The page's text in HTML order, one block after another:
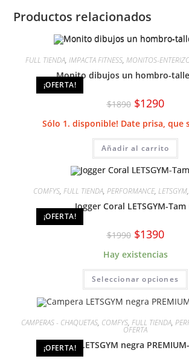
Productos relacionados
¡OFERTA!
FULL TIENDA, IMPACTA FITNESS, MONITOS-
Monito dibujos un hombro-
$1890 El
precio
original
era:
$1290El
precio
es:
Sólo 1. disponible! Date prisa, que
Añadir al carrito
¡OFERTA!
COMFYS, FULL TIENDA, PERFORMANCE, LETSGYM,
Jogger Coral LETSGYM-Tam
$1990 El
precio
original
era:
$1390El
precio
es:
Hay existencias
Seleccionar opciones
¡OFERTA!
CAMPERAS - CHAQUETAS, COMFYS, FULL TIENDA,
OFERTA
Campera LETSGYM negra